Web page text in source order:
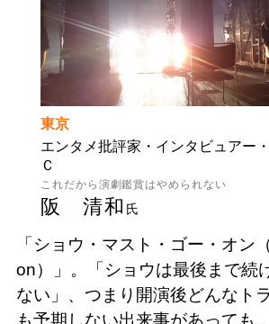
東京
エンタメ批評家・インタビュアー
Ｃ
これだから演劇鑑賞はやめられない
阪 清和 氏
「ショウ・マスト・ゴー・オン
on）」。「ショウは最後まで続
ない」、つまり開演後どんなト
も予期しない出来事があっても